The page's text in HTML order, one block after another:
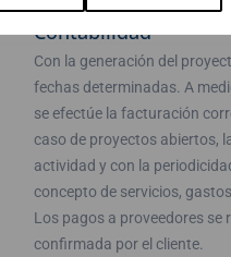
Contabilidad
Con la generación del
fechas determinadas. A
se efectúe la facturación
caso de proyectos abiertos,
actividad y con la
concepto de servicios,
Los pagos a proveedores
confirmada por el cliente.